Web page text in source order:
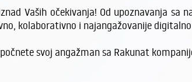
Vaših očekivanja! Od upoznavanja
kolaborativno i najangažovanije
svoj angažman sa Rakunat